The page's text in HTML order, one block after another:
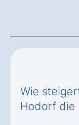
Wie
Hodorf die